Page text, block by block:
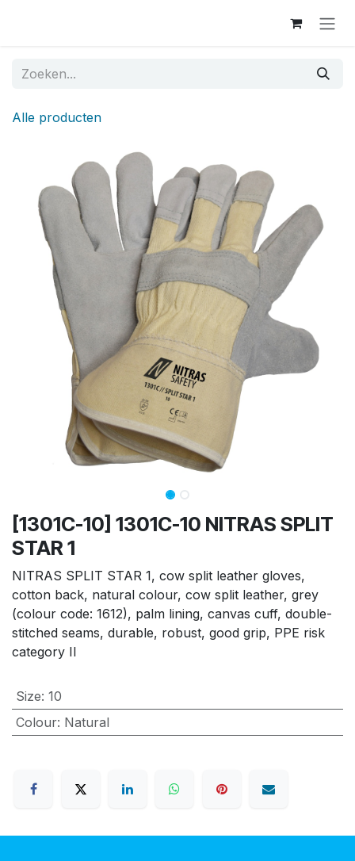
Alle producten
[1301C-10] 1301C-10 NITRAS SPLIT
STAR 1
NITRAS SPLIT STAR 1, cow split leather gloves,
cotton back, natural colour, cow split leather, grey
(colour code: 1612), palm lining, canvas cuff, double-
stitched seams, durable, robust, good grip, PPE risk
category II
Size: 10
Colour: Natural